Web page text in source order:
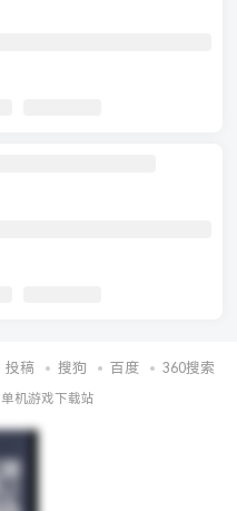
投稿 搜狗 百度 360搜索
单机游戏下载站